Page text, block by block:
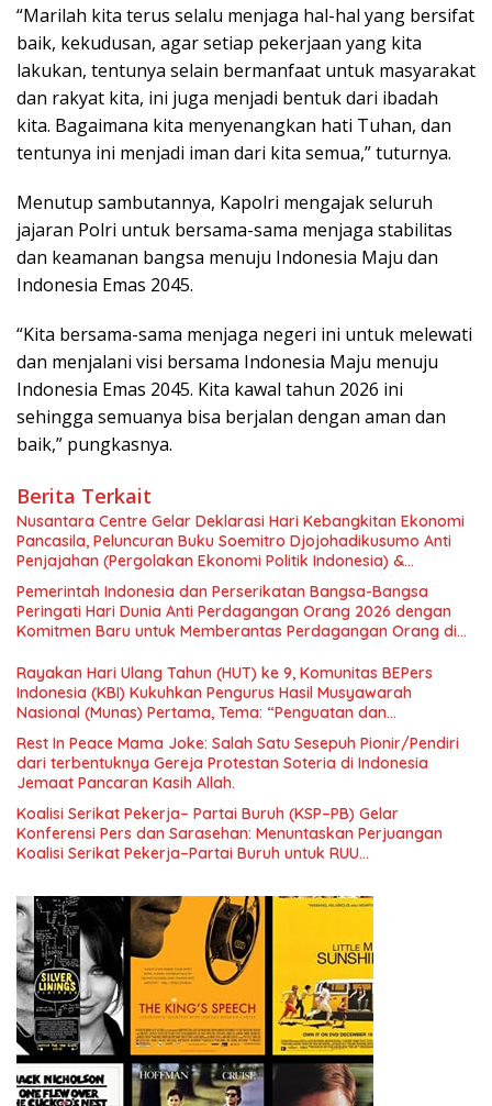
“Marilah kita terus selalu menjaga hal-hal yang bersifat
baik, kekudusan, agar setiap pekerjaan yang kita
lakukan, tentunya selain bermanfaat untuk masyarakat
dan rakyat kita, ini juga menjadi bentuk dari ibadah
kita. Bagaimana kita menyenangkan hati Tuhan, dan
tentunya ini menjadi iman dari kita semua,” tuturnya.
Menutup sambutannya, Kapolri mengajak seluruh
jajaran Polri untuk bersama-sama menjaga stabilitas
dan keamanan bangsa menuju Indonesia Maju dan
Indonesia Emas 2045.
“Kita bersama-sama menjaga negeri ini untuk melewati
dan menjalani visi bersama Indonesia Maju menuju
Indonesia Emas 2045. Kita kawal tahun 2026 ini
sehingga semuanya bisa berjalan dengan aman dan
baik,” pungkasnya.
Berita Terkait
Nusantara Centre Gelar Deklarasi Hari Kebangkitan Ekonomi
Pancasila, Peluncuran Buku Soemitro Djojohadikusumo Anti
Penjajahan (Pergolakan Ekonomi Politik Indonesia) &
Simposium Nasional “Urgensi Undang-Undang Perekonomian
Nasional dan Kesejahteraan Sosial dalam Menata Bangsa
Menuju Indonesia Emas 2045”,
Pemerintah Indonesia dan Perserikatan Bangsa-Bangsa
Peringati Hari Dunia Anti Perdagangan Orang 2026 dengan
Komitmen Baru untuk Memberantas Perdagangan Orang di
Rayakan Hari Ulang Tahun (HUT) ke 9, Komunitas BEPers
Indonesia (KBI) Kukuhkan Pengurus Hasil Musyawarah
Nasional (Munas) Pertama, Tema: “Penguatan dan
Pengembangan Organisasi KBI yang Berbasis Riset di seluruh
Indonesia dan Mancanegara”.
Rest In Peace Mama Joke: Salah Satu Sesepuh Pionir/Pendiri
dari terbentuknya Gereja Protestan Soteria di Indonesia
Jemaat Pancaran Kasih Allah.
Koalisi Serikat Pekerja– Partai Buruh (KSP–PB) Gelar
Konferensi Pers dan Sarasehan: Menuntaskan Perjuangan
Koalisi Serikat Pekerja–Partai Buruh untuk RUU